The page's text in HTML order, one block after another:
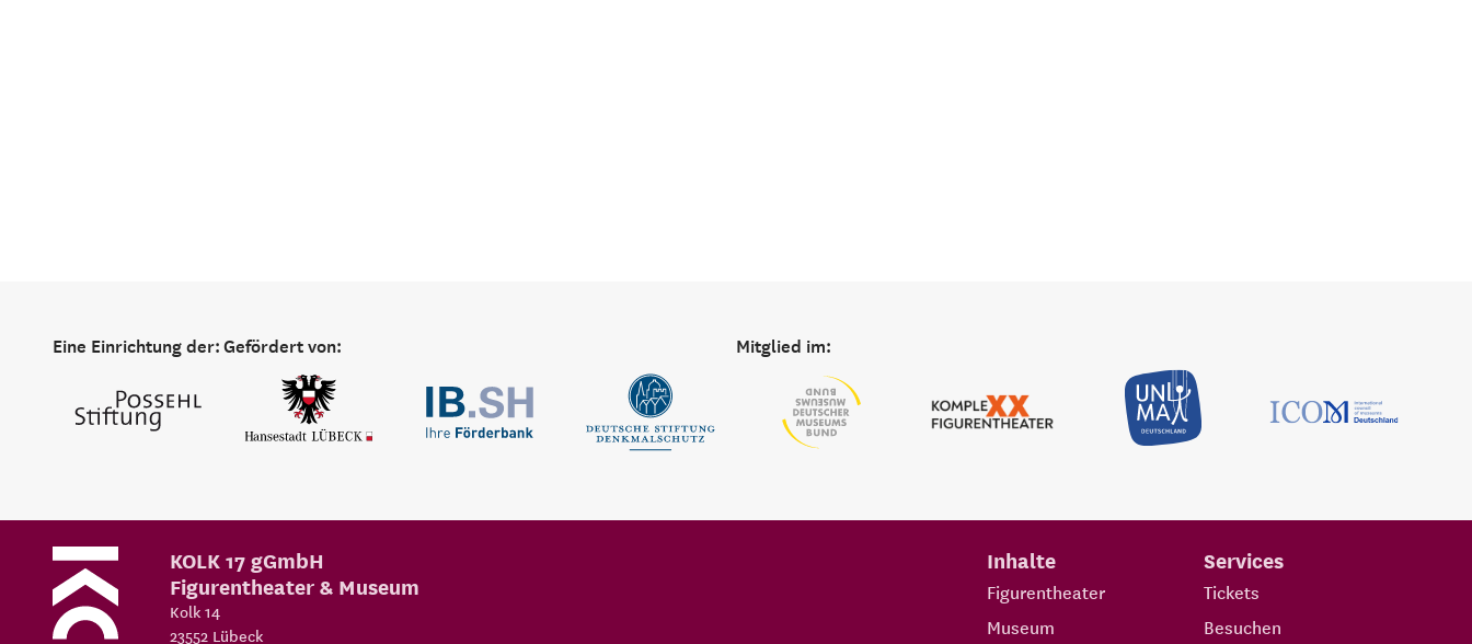
Eine Einrichtung der:Gefördert von: Mitglied im:
Inhalte
Figurentheater
Museum
Services
Tickets
Besuchen
KOLK 17 gGmbH
Figurentheater & Museum
Kolk 14
23552 Lübeck